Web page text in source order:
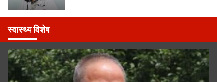
स्वास्थ्य विशेष